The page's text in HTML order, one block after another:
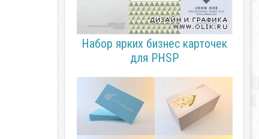
Набор ярких бизнес карточек
для PHSP